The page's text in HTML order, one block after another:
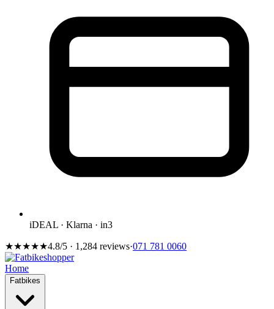
iDEAL · Klarna · in3
★★★★★4.8/5 · 1,284 reviews·071 781 0060
Home
Fatbikes